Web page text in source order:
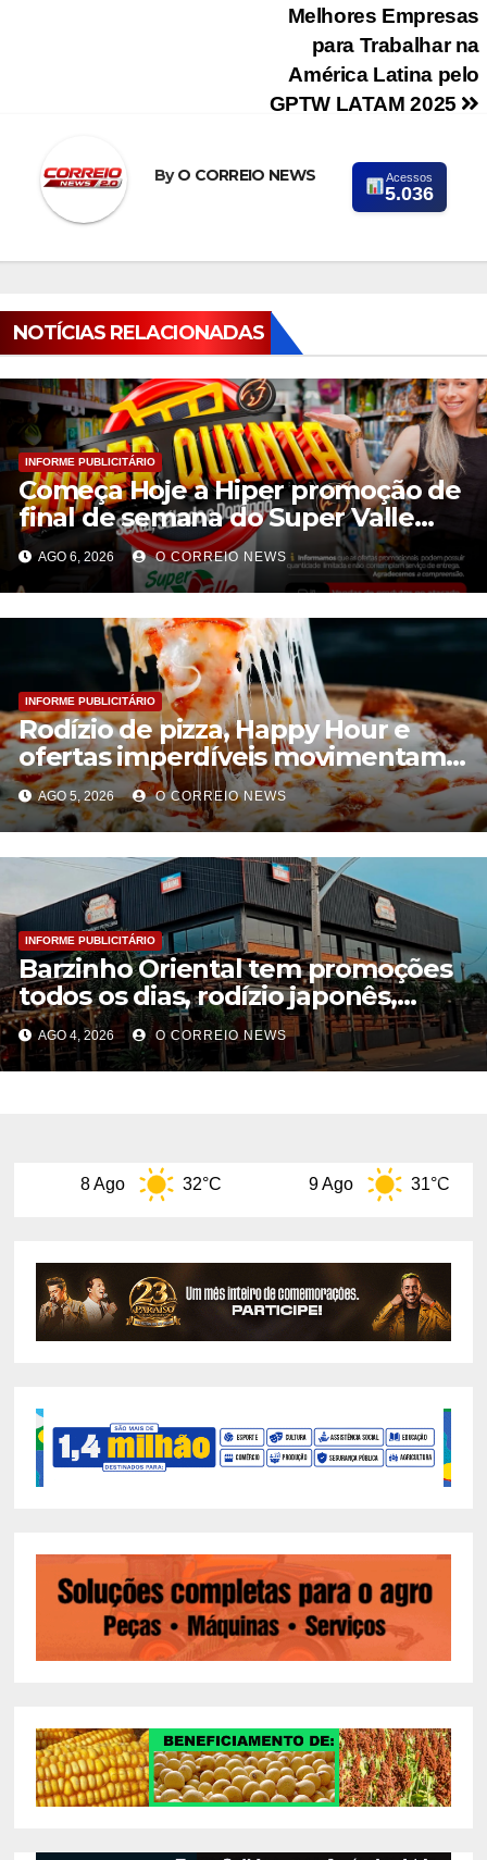
Melhores Empresas
para Trabalhar na
América Latina pelo
GPTW LATAM 2025
ByO CORREIO NEWS Acessos
5.036
NOTÍCIAS RELACIONADAS
INFORME PUBLICITÁRIO
Começa Hoje a Hiper promoção de
final de semana do Super Valle
Confira:
AGO 6, 2026 O CORREIO NEWS
INFORME PUBLICITÁRIO
Rodízio de pizza, Happy Hour e
ofertas imperdíveis movimentam a
quarta-feira no Barzinho Oriental
AGO 5, 2026 O CORREIO NEWS
INFORME PUBLICITÁRIO
Barzinho Oriental tem promoções
todos os dias, rodízio japonês,
Happy Hour e agora também
pizzaria
AGO 4, 2026 O CORREIO NEWS
32°C 9 Ago 31°C 10 Ago